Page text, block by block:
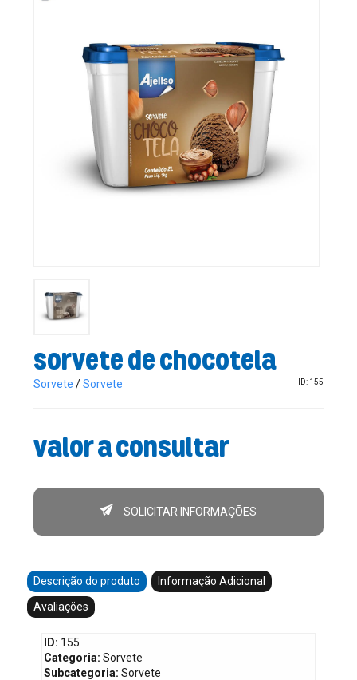
Sorvete de Chocotela
Sorvete /Sorvete ID: 155
Valor a consultar
SOLICITAR INFORMAÇÕES
Descrição do produto
Informação Adicional
Avaliações
ID: 155
Categoria: Sorvete
Subcategoria: Sorvete